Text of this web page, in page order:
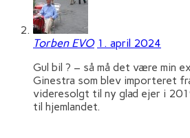
Torben EVO 1. april 2024
Gul bil ? – så må det være min
Ginestra som blev importeret
videresolgt til ny glad ejer i
til hjemlandet.